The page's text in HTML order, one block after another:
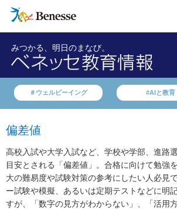
みつかる、明日のまなび。
＃ウェルビーイング #AIと教育
偏差値
高校入試や大学入試など、学校や学部、進路
目安とされる「偏差値」。合格に向けて勉強
大の難易度や試験対策の参考にしたい人必見
ー試験や模擬、あるいは定期テストなどに明
すが、「数字の見方がわからない」、「活用